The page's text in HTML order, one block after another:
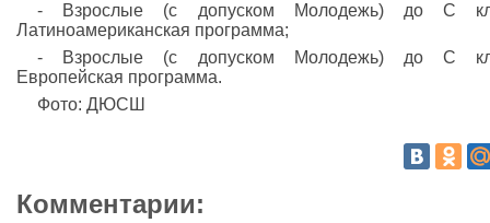
- Взрослые (с допуском Молодежь) до С
Латиноамериканская программа;
- Взрослые (с допуском Молодежь) до С
Европейская программа.
Фото: ДЮСШ
Комментарии: